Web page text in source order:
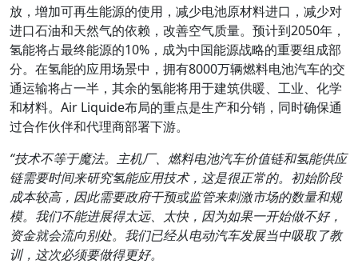
放，增加可再生能源的使用，减少电池原材料进口，减少对
进口石油和天然气的依赖，改善空气质量。预计到2050年，
氢能将占最终能源的10%，成为中国能源战略的重要组成部
分。在氢能的应用场景中，拥有8000万辆燃料电池汽车的交
通运输将占一半，其余的氢能将用于建筑供暖、工业、化学
和材料。Air Liquide布局的重点是生产和分销，同时确保通
过合作伙伴和代理商部署下游。
“技术不等于魔法。主机厂、燃料电池汽车价值链和氢能供应
链需要时间来研究氢能应用技术，这是很正常的。初始阶段
成本较高，因此需要政府干预或监管来刺激市场的数量和规
模。我们不能进展得太远、太快，因为如果一开始做不好，
资金就会流向别处。我们已经从电动汽车发展当中吸取了教
训，这次必须要做得更好。